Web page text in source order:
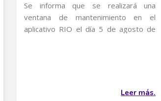
Se informa que se realizará una
ventana de mantenimiento en el
aplicativo RIO el día 5 de agosto de
Leer más.